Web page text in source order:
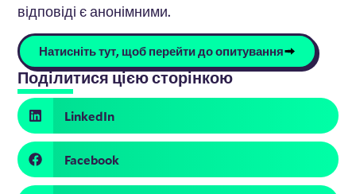
відповіді є анонімними.
Натисніть тут, щоб перейти до опитування
Поділитися цією сторінкою
LinkedIn
Facebook